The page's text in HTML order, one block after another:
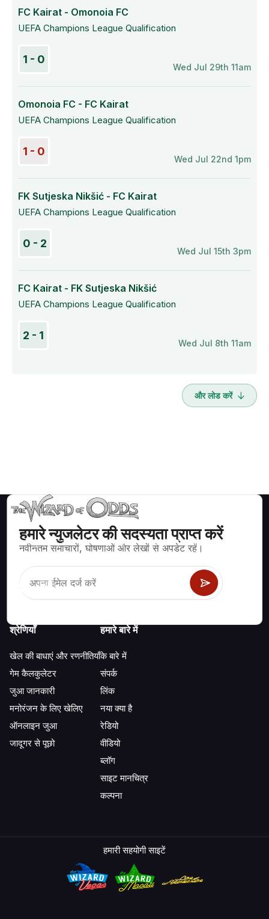
FC Kairat - Omonoia FC
UEFA Champions League Qualification
1 - 0
Wed Jul 29th 11am
Omonoia FC - FC Kairat
UEFA Champions League Qualification
1 - 0
Wed Jul 22nd 1pm
FK Sutjeska Nikšić - FC Kairat
UEFA Champions League Qualification
0 - 2
Wed Jul 15th 3pm
FC Kairat - FK Sutjeska Nikšić
UEFA Champions League Qualification
2 - 1
Wed Jul 8th 11am
और लोड करें
हमारे न्युजलेटर की सदस्यता प्राप्त करें
नवीनतम समाचारों, घोषणाओं और लेखों से अपडेट रहें।
ब्लैकजैक, क्रेप्स, रूलेट और अन्य सैकड़ों कैसीनो खेलों के लिए गणितीय रूप से सही
श्रेणियाँ
खेल की बाधाएं और रणनीतियाँ
गेम कैलकुलेटर
जुआ जानकारी
मनोरंजन के लिए खेलिए
ऑनलाइन जुआ
जादूगर से पूछो
हमारे बारे में
के बारे में
संपर्क
लिंक
नया क्या है
रेडियो
वीडियो
ब्लॉग
साइट मानचित्र
कल्पना
हमारी सहयोगी साइटें